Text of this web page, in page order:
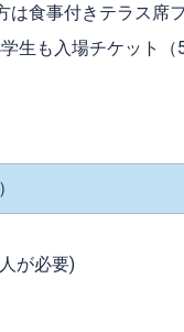
食事付きテラス席
生も入場チケット
が必要)